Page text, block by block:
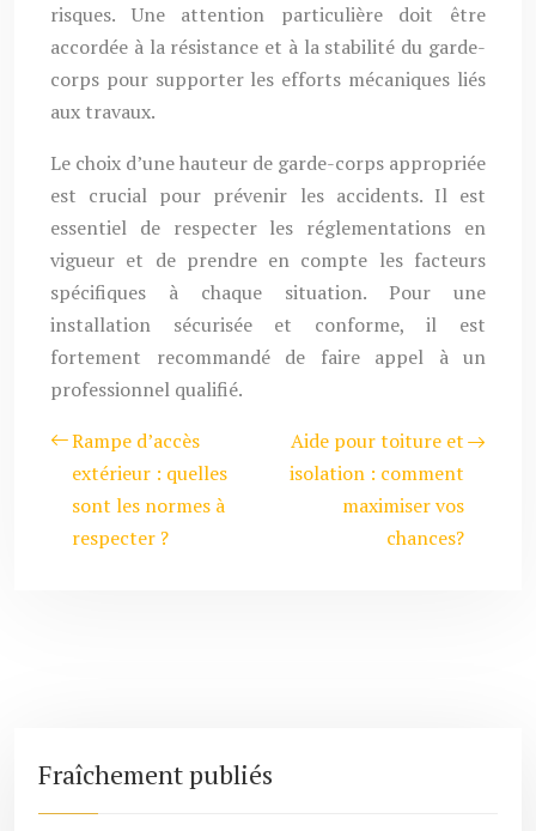
risques. Une attention particulière doit être
accordée à la résistance et à la stabilité du garde-
corps pour supporter les efforts mécaniques liés
aux travaux.
Le choix d’une hauteur de garde-corps appropriée
est crucial pour prévenir les accidents. Il est
essentiel de respecter les réglementations en
vigueur et de prendre en compte les facteurs
spécifiques à chaque situation. Pour une
installation sécurisée et conforme, il est
fortement recommandé de faire appel à un
professionnel qualifié.
Rampe d’accès
extérieur : quelles
sont les normes à
respecter ?
Aide pour toiture et
isolation : comment
maximiser vos
chances?
Fraîchement publiés